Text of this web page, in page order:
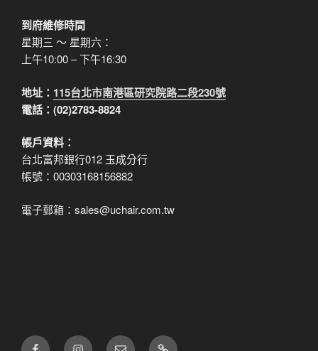
到府維修時間
星期三 ～ 星期六：
上午10:00 – 下午16:30
地址： 115台北市南港區研究院路二段230號
電話：(02)2783-8824
帳戶資料：
台北富邦銀行012 玉成分行
帳號：00303168156882
電子郵箱：sales@uchair.com.tw
FB IG 電 LINE